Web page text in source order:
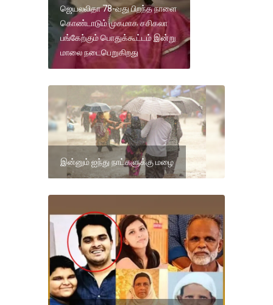
ஜெயலலிதா 78-வது பிறந்த நாளை
கொண்டாடும் முகமாக சசிகலா
பங்கேற்கும் பொதுக்கூட்டம் இன்று
மாலை நடைபெறுகிறது
இன்னும் ஐந்து நாட்களுக்கு மழை